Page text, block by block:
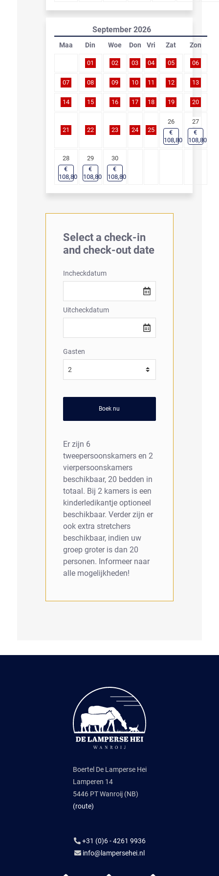
September 2026
Maa Din Woe Don Vri Zat Zon
01 02 03 04 05 06
07 08 09 10 11 12 13
14 15 16 17 18 19 20
21 22 23 24 25
26
€
108,80
27
€
108,80
28
€
108,80
29
€
108,80
30
€
108,80
Select a check-in
and check-out date
Incheckdatum
Uitcheckdatum
Gasten
Er zijn 6
tweepersoonskamers en 2
vierpersoonskamers
beschikbaar, 20 bedden in
totaal. Bij 2 kamers is een
kinderledikantje optioneel
beschikbaar. Verder zijn er
ook extra stretchers
beschikbaar, indien uw
groep groter is dan 20
personen. Informeer naar
alle mogelijkheden!
Boertel De Lamperse Hei
Lamperen 14
5446 PT Wanroij (NB)
(route)
+31 (0)6 - 4261 9936
info@lampersehei.nl